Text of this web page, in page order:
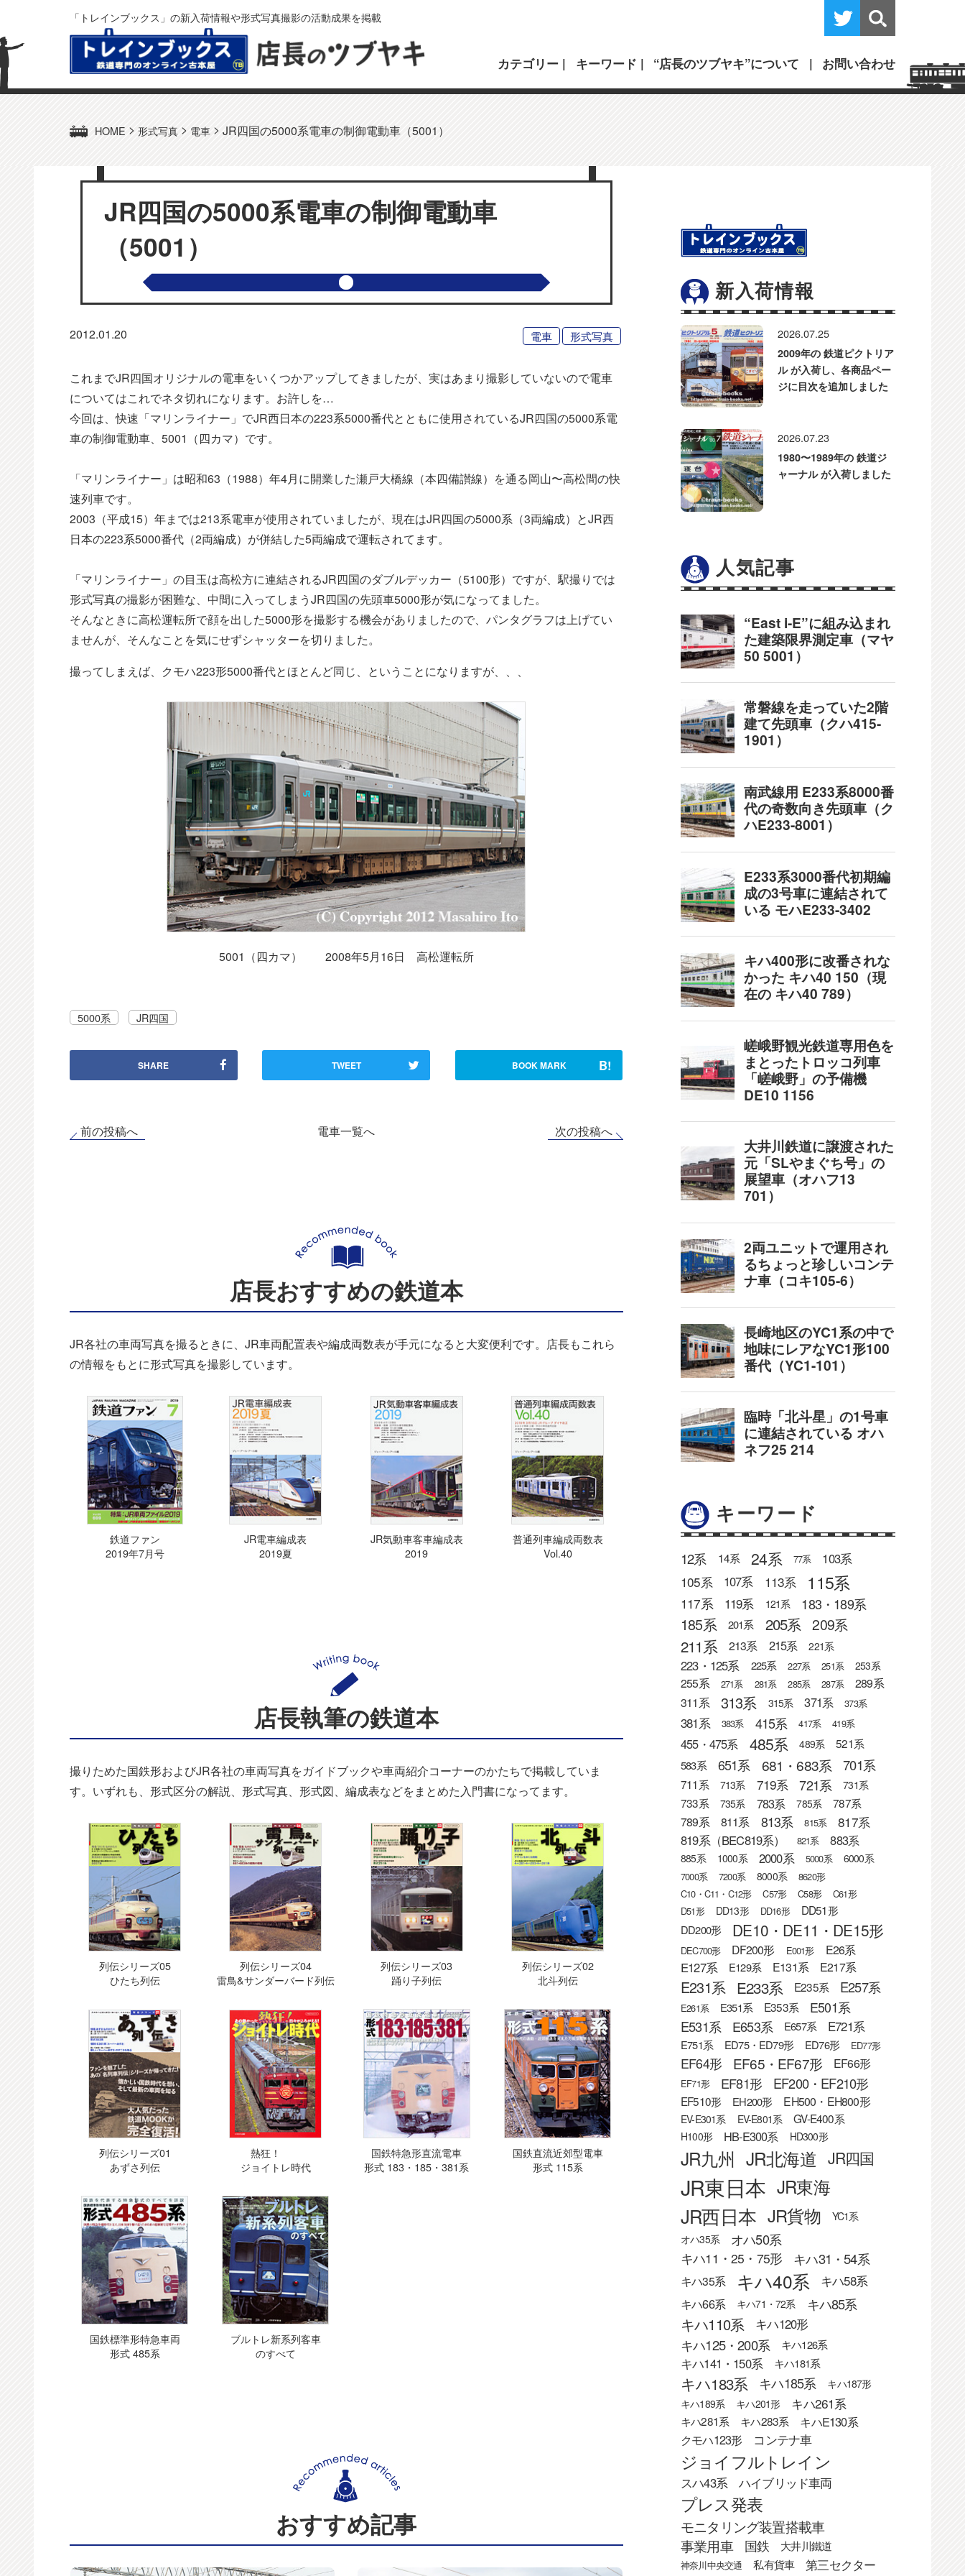
「トレインブックス」の新入荷情報や形式写真撮影の活動成果を掲載
カテゴリー キーワード “店長のツブヤキ”について お問い合わせ
HOME > 形式写真 > 電車 > JR四国の5000系電車の制御電動車（5001）
JR四国の5000系電車の制御電動車
（5001）
2012.01.20 電車 形式写真
これまでJR四国オリジナルの電車をいくつかアップしてきましたが、実はあまり撮影していないので電車
についてはこれでネタ切れになります。お許しを…
今回は、快速「マリンライナー」でJR西日本の223系5000番代とともに使用されているJR四国の5000系電
車の制御電動車、5001（四カマ）です。
「マリンライナー」は昭和63（1988）年4月に開業した瀬戸大橋線（本四備讃線）を通る岡山〜高松間の快
速列車です。
2003（平成15）年までは213系電車が使用されていましたが、現在はJR四国の5000系（3両編成）とJR西
日本の223系5000番代（2両編成）が併結した5両編成で運転されてます。
「マリンライナー」の目玉は高松方に連結されるJR四国のダブルデッカー（5100形）ですが、駅撮りでは
形式写真の撮影が困難な、中間に入ってしまうJR四国の先頭車5000形が気になってました。
そんなときに高松運転所で顔を出した5000形を撮影する機会がありましたので、パンタグラフは上げてい
ませんが、そんなことを気にせずシャッターを切りました。
撮ってしまえば、クモハ223形5000番代とほとんど同じ、ということになりますが、、、
5001（四カマ） 2008年5月16日 高松運転所
5000系 JR四国
SHARE TWEET BOOK MARK B!
前の投稿へ 電車一覧へ 次の投稿へ
店長おすすめの鉄道本
JR各社の車両写真を撮るときに、JR車両配置表や編成両数表が手元になると大変便利です。店長もこれら
の情報をもとに形式写真を撮影しています。
鉄道ファン
2019年7月号
JR電車編成表
2019夏
JR気動車客車編成表
2019
普通列車編成両数表
Vol.40
店長執筆の鉄道本
撮りためた国鉄形およびJR各社の車両写真をガイドブックや車両紹介コーナーのかたちで掲載していま
す。いずれも、形式区分の解説、形式写真、形式図、編成表などをまとめた入門書になってます。
列伝シリーズ05
ひたち列伝
列伝シリーズ04
雷鳥&サンダーバード列伝
列伝シリーズ03
踊り子列伝
列伝シリーズ02
北斗列伝
列伝シリーズ01
あずさ列伝
熱狂！
ジョイトレ時代
国鉄特急形直流電車
形式 183・185・381系
国鉄直流近郊型電車
形式 115系
国鉄標準形特急車両
形式 485系
ブルトレ新系列客車
のすべて
おすすめ記事
新入荷情報
2026.07.25
2009年の 鉄道ピクトリア
ル が入荷し、各商品ペー
ジに目次を追加しました
2026.07.23
1980〜1989年の 鉄道ジ
ャーナル が入荷しました
人気記事
キーワード
12系 14系 24系 77系 103系
105系 107系 113系 115系
117系 119系 121系 183・189系
185系 201系 205系 209系
211系 213系 215系 221系
223・125系 225系 227系 251系 253系
255系 271系 281系 285系 287系
289系
311系
313系 315系 371系 373系
381系 383系 415系 417系 419系
455・475系 485系 489系 521系
583系 651系 681・683系 701系
711系 713系 719系 721系 731系
733系 735系 783系 785系 787系
789系 811系 813系 815系 817系
819系（BEC819系） 821系 883系
885系 1000系 2000系 5000系 6000系
7000系 7200系 8000系
8620形
C10・C11・C12形
C57形 C58形
C61形
D51形
DD13形 DD16形 DD51形
DD200形 DE10・DE11・DE15形
DEC700形 DF200形 E001形 E26系
E127系 E129系 E131系 E217系
E231系 E233系 E235系 E257系
E261系 E351系 E353系 E501系
E531系 E653系 E657系 E721系
E751系 ED75・ED79形 ED76形 ED77形
EF64形 EF65・EF67形 EF66形
EF71形 EF81形 EF200・EF210形
EF510形 EH200形 EH500・EH800形
EV-E301系 EV-E801系 GV-E400系
H100形 HB-E300系 HD300形
JR九州 JR北海道 JR四国
JR東日本 JR東海
JR西日本 JR貨物
YC1系
オハ35系
オハ50系
キハ11・25・75形 キハ31・54系
キハ35系 キハ40系
キハ58系
キハ66系
キハ71・72系 キハ85系
キハ110系 キハ120形
キハ125・200系 キハ126系
キハ141・150系 キハ181系
キハ183系 キハ185系
キハ187形
キハ189系
キハ201形 キハ261系
キハ281系 キハ283系
キハE130系
クモハ123形
コンテナ車
ジョイフルトレイン
スハ43系 ハイブリッド車両
プレス発表
モニタリング装置搭載車
事業用車 国鉄 大井川鐵道
神奈川中央交通 私有貨車
第三セクター